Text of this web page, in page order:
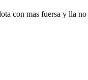
con mas fuersa y lla